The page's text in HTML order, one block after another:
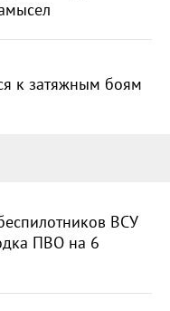
к затяжным боям
ВСУ
ПВО на 6